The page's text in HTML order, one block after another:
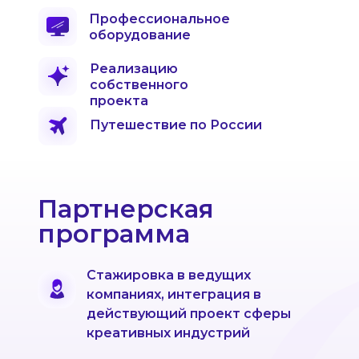
Путешествие по России
Реализацию
собственного
проекта
Профессиональное
оборудование
Партнерская
программа
Стажировка в ведущих
компаниях, интеграция в
действующий проект сферы
креативных индустрий